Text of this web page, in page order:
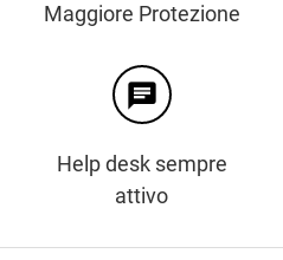
Maggiore Protezione
chat
Help desk sempre
attivo